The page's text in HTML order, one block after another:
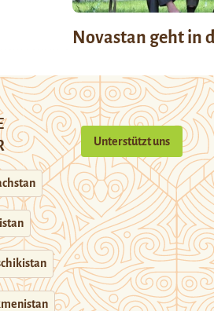
Novastan geht in
Unterstützt uns